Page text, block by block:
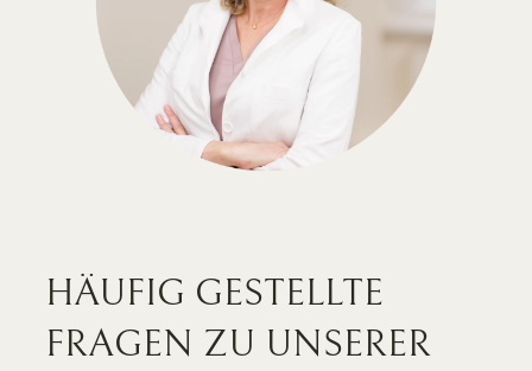
HÄUFIG GESTELLTE
FRAGEN ZU UNSERER